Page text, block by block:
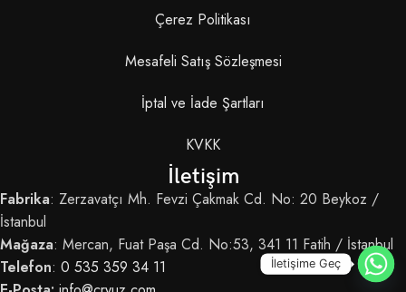
Çerez Politikası
Mesafeli Satış Sözleşmesi
İptal ve İade Şartları
KVKK
İletişim
Fabrika: Zerzavatçı Mh. Fevzi Çakmak Cd. No: 20 Beykoz /
İstanbul
Mağaza: Mercan, Fuat Paşa Cd. No:53, 341 11 Fatih / İstanbul
Telefon: 0 535 359 34 11
İletişime Geç